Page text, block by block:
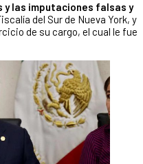
y las imputaciones falsas y
del Sur de Nueva York, y
de su cargo, el cual le fue